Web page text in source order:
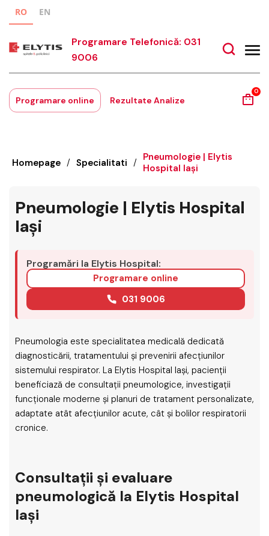
RO EN
Programare Telefonică: 031
9006
Programare online Rezultate Analize
0
Homepage / Specialitati / Pneumologie | Elytis
Hospital Iași
Pneumologie | Elytis Hospital
Iași
Programări la Elytis Hospital:
Programare online
031 9006
Pneumologia este specialitatea medicală dedicată
diagnosticării, tratamentului și prevenirii afecțiunilor
sistemului respirator. La Elytis Hospital Iași, pacienții
beneficiază de consultații pneumologice, investigații
funcționale moderne și planuri de tratament personalizate,
adaptate atât afecțiunilor acute, cât și bolilor respiratorii
cronice.
Consultații și evaluare
pneumologică la Elytis Hospital
Iași